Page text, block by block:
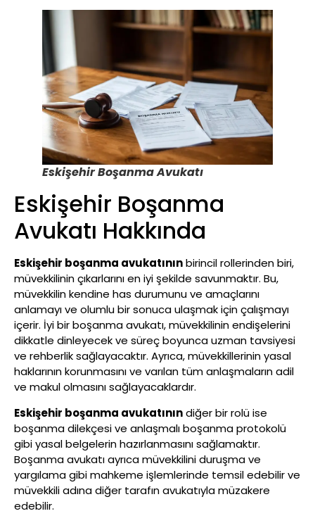
Eskişehir Boşanma Avukatı
Eskişehir Boşanma
Avukatı Hakkında
Eskişehir boşanma avukatınınbirincil rollerinden biri,
müvekkilinin çıkarlarını en iyi şekilde savunmaktır. Bu,
müvekkilin kendine has durumunu ve amaçlarını
anlamayı ve olumlu bir sonuca ulaşmak için çalışmayı
içerir. İyi bir boşanma avukatı, müvekkilinin endişelerini
dikkatle dinleyecek ve süreç boyunca uzman tavsiyesi
ve rehberlik sağlayacaktır. Ayrıca, müvekkillerinin yasal
haklarının korunmasını ve varılan tüm anlaşmaların adil
ve makul olmasını sağlayacaklardır.
Eskişehir boşanma avukatınındiğer bir rolü ise
boşanma dilekçesi ve anlaşmalı boşanma protokolü
gibi yasal belgelerin hazırlanmasını sağlamaktır.
Boşanma avukatı ayrıca müvekkilini duruşma ve
yargılama gibi mahkeme işlemlerinde temsil edebilir ve
müvekkili adına diğer tarafın avukatıyla müzakere
edebilir.